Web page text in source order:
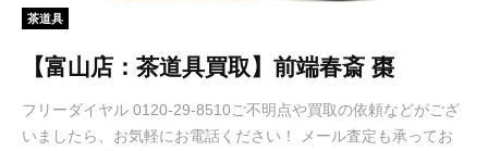
茶道具
【富山店：茶道具買取】前端春斎 棗
フリーダイヤル 0120-29-8510ご不明点や買取の依頼などがござ
いましたら、お気軽にお電話ください！ メール査定も承ってお